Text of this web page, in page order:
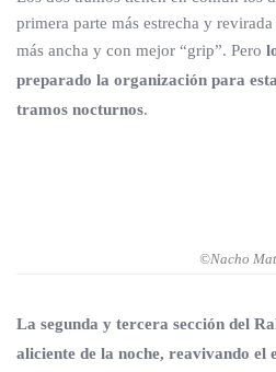
primera parte más estrecha y
más ancha y con mejor “grip”. Pero
preparado la organización para
tramos nocturnos.
©Nacho
La segunda y tercera sección del
aliciente de la noche, reavivando el